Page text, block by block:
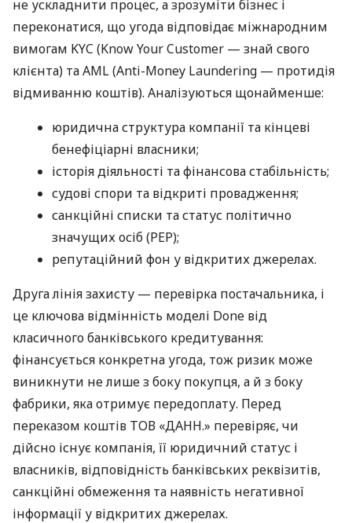
не ускладнити процес, а зрозуміти бізнес і
переконатися, що угода відповідає міжнародним
вимогам KYC (Know Your Customer — знай свого
клієнта) та AML (Anti-Money Laundering — протидія
відмиванню коштів). Аналізуються щонайменше:
юридична структура компанії та кінцеві
бенефіціарні власники;
історія діяльності та фінансова стабільність;
судові спори та відкриті провадження;
санкційні списки та статус політично
значущих осіб (PEP);
репутаційний фон у відкритих джерелах.
Друга лінія захисту — перевірка постачальника, і
це ключова відмінність моделі Done від
класичного банківського кредитування:
фінансується конкретна угода, тож ризик може
виникнути не лише з боку покупця, а й з боку
фабрики, яка отримує передоплату. Перед
переказом коштів ТОВ «ДАНН.» перевіряє, чи
дійсно існує компанія, її юридичний статус і
власників, відповідність банківських реквізитів,
санкційні обмеження та наявність негативної
інформації у відкритих джерелах.